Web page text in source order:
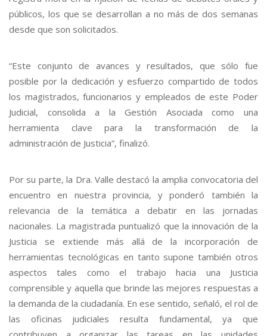
públicos, los que se desarrollan a no más de dos semanas
desde que son solicitados.
“Este conjunto de avances y resultados, que sólo fue
posible por la dedicación y esfuerzo compartido de todos
los magistrados, funcionarios y empleados de este Poder
Judicial, consolida a la Gestión Asociada como una
herramienta clave para la transformación de la
administración de Justicia”, finalizó.
Por su parte, la Dra. Valle destacó la amplia convocatoria del
encuentro en nuestra provincia, y ponderó también la
relevancia de la temática a debatir en las jornadas
nacionales. La magistrada puntualizó que la innovación de la
Justicia se extiende más allá de la incorporación de
herramientas tecnológicas en tanto supone también otros
aspectos tales como el trabajo hacia una Justicia
comprensible y aquella que brinde las mejores respuestas a
la demanda de la ciudadanía. En ese sentido, señaló, el rol de
las oficinas judiciales resulta fundamental, ya que